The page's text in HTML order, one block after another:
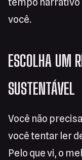
você.
ESCOLHA UM
SUSTENTÁVEL
Você não
você tentar ler
Pelo que vi, o